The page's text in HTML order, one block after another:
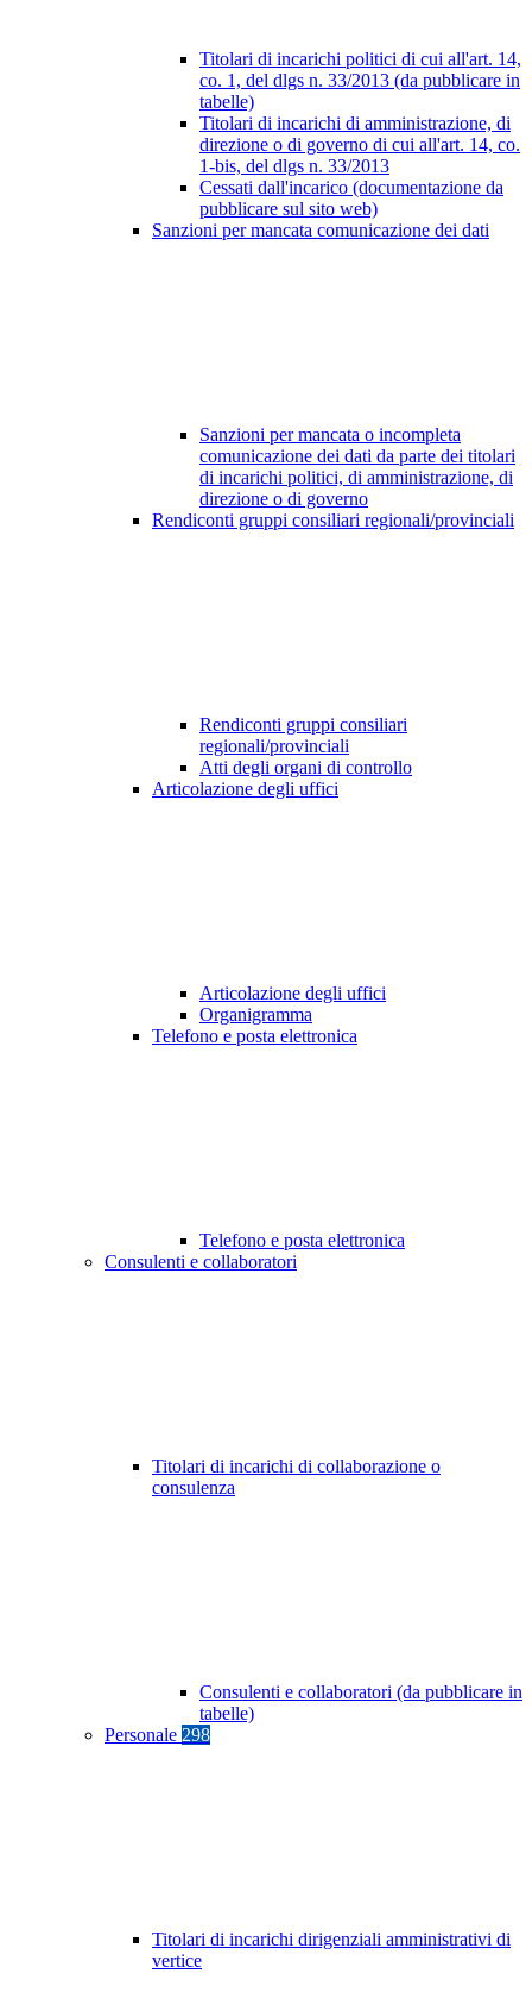
Titolari di incarichi politici di cui all'art. 14,
co. 1, del dlgs n. 33/2013 (da pubblicare in
tabelle)
Titolari di incarichi di amministrazione, di
direzione o di governo di cui all'art. 14, co.
1-bis, del dlgs n. 33/2013
Cessati dall'incarico (documentazione da
pubblicare sul sito web)
Sanzioni per mancata comunicazione dei dati
Sanzioni per mancata o incompleta
comunicazione dei dati da parte dei titolari
di incarichi politici, di amministrazione, di
direzione o di governo
Rendiconti gruppi consiliari regionali/provinciali
Rendiconti gruppi consiliari
regionali/provinciali
Atti degli organi di controllo
Articolazione degli uffici
Articolazione degli uffici
Organigramma
Telefono e posta elettronica
Telefono e posta elettronica
Consulenti e collaboratori
Titolari di incarichi di collaborazione o
consulenza
Consulenti e collaboratori (da pubblicare in
tabelle)
Personale 298
Titolari di incarichi dirigenziali amministrativi di
vertice